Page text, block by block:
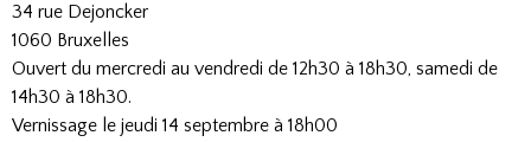
34 rue Dejoncker
1060 Bruxelles
Ouvert du mercredi au vendredi de 12h30 à 18h30, samedi de
14h30 à 18h30.
Vernissage le jeudi 14 septembre à 18h00